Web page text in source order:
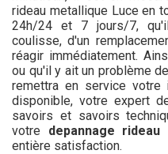
rideau metallique Luce en
24h/24 et 7 jours/7,
coulisse, d'un
réagir immédiatement.
ou qu'il y ait un problème
remettra en service votre
disponible, votre expert
savoirs et savoirs
votre depannage
entière satisfaction.